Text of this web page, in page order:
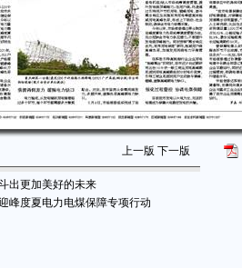
上一版 下一版
出更加美好的未来
峰度夏电力电煤保障专项行动